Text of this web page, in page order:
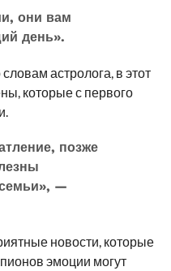
они вам
день».
астролога, в этот
которые с первого
позже
—
новости, которые
эмоции могут